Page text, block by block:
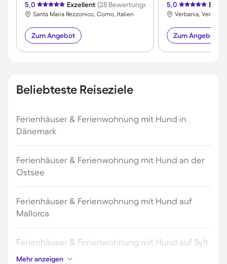
5,0
Exzellent (28 Bewertungen)
Santa Maria Rezzonico, Como, Italien
Zum Angebot
5,0
Verbania,
Zum Angebot
Beliebteste Reiseziele
Ferienhäuser & Ferienwohnung mit Hund in
Dänemark
Ferienhäuser & Ferienwohnung mit Hund an der
Ostsee
Ferienhäuser & Ferienwohnung mit Hund auf
Mallorca
Ferienhäuser & Ferienwohnung mit Hund auf Sylt
Mehr anzeigen